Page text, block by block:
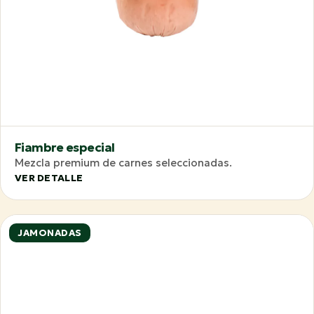
Fiambre especial
Mezcla premium de carnes seleccionadas.
VER DETALLE
JAMONADAS